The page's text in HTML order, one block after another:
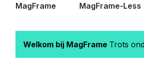
MagFrame MagFrame-Less
Welkom bij MagFrame Trots